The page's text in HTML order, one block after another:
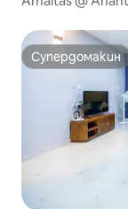
Супердомакин
Супердомакин